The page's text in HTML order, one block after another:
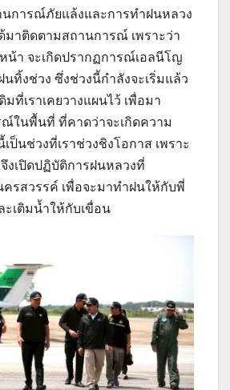
การณ์ภัยแล้งและการทำฝนหลวง
าติดตามสถานการณ์ เพราะว่า
น้า จะเกิดปรากฏการณ์เอลนีโญ
ทิ้งช่วง ซึ่งช่วงนี้กำลังจะเริ่มแล้ว
ที่เราเคยวางแผนไว้ เพื่อมา
ในพื้นที่ ที่คาดว่าจะเกิดความ
ป็นช่วงที่เราช่วงชิงโอกาส เพราะ
งเปิดปฏิบัติการฝนหลวงที่
รสวรรค์ เพื่อจะมาทำฝนให้กับพี่
เติมน้ำให้กับเขื่อน